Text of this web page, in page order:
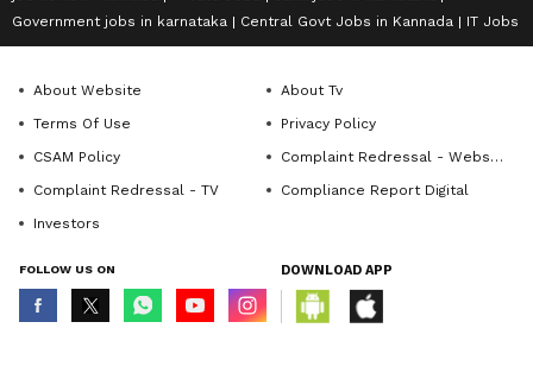
Government jobs in karnataka
Central Govt Jobs in Kannada IT Jobs
About Website
About Tv
Terms Of Use
Privacy Policy
CSAM Policy
Complaint Redressal - Website
Complaint Redressal - TV
Compliance Report Digital
Investors
FOLLOW US ON DOWNLOAD APP